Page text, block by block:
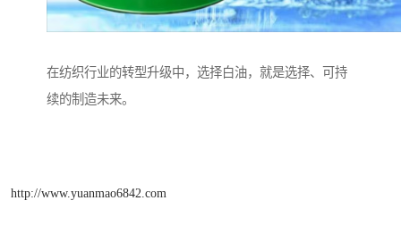
在纺织行业的转型升级中，选择白油，就是选择、可持
续的制造未来。
http://www.yuanmao6842.com